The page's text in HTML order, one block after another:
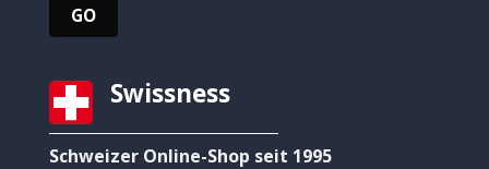
Swissness
Schweizer Online-Shop seit 1995